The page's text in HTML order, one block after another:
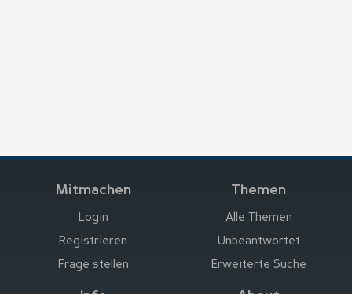
Mitmachen
Login
Registrieren
Frage stellen
Themen
Alle Themen
Unbeantwortet
Erweiterte Suche